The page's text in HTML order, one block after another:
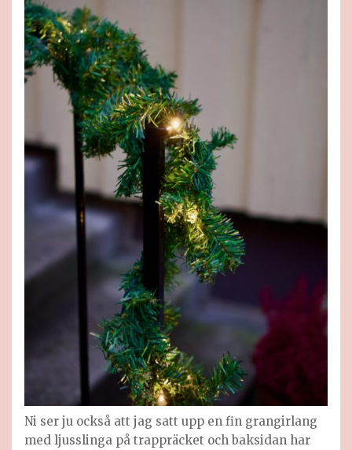
Ni ser ju också att jag satt upp en fin grangirlang
med ljusslinga på trappräcket och baksidan har